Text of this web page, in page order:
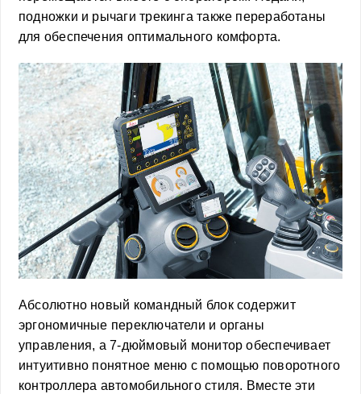
подножки и рычаги трекинга также переработаны
для обеспечения оптимального комфорта.
Абсолютно новый командный блок содержит
эргономичные переключатели и органы
управления, а 7-дюймовый монитор обеспечивает
интуитивно понятное меню с помощью поворотного
контроллера автомобильного стиля. Вместе эти